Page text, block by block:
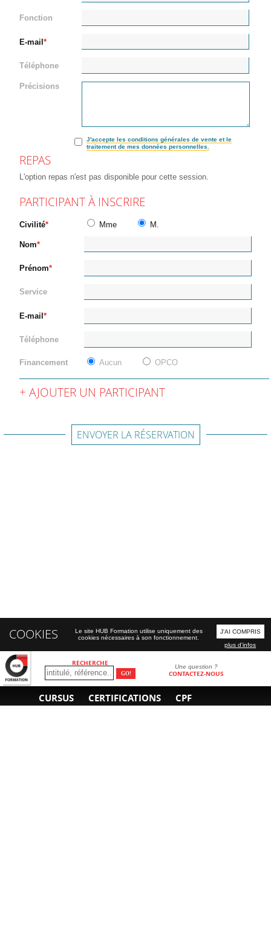
RECHERCHE Une question ?
CONTACTEZ-NOUS
CURSUS CERTIFICATIONS CPF
Fonction
E-mail
Téléphone
Précisions
J'accepte les conditions générales de vente et le
traitement de mes données personnelles.
REPAS
L'option repas n'est pas disponible pour cette session.
PARTICIPANT À INSCRIRE
Civilité Mme M.
Nom
Prénom
Service
E-mail
Téléphone
Financement Aucun OPCO
AJOUTER UN PARTICIPANT
ENVOYER LA RÉSERVATION
COOKIES
Le site HUB Formation utilise uniquement des
cookies nécessaires à son fonctionnement.
J'AI COMPRIS
plus d'infos